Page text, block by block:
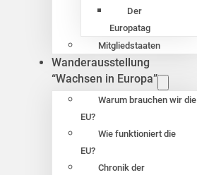
Der
Europatag
Mitgliedstaaten
Wanderausstellung
“Wachsen in Europa”
Warum brauchen wir die
EU?
Wie funktioniert die
EU?
Chronik der